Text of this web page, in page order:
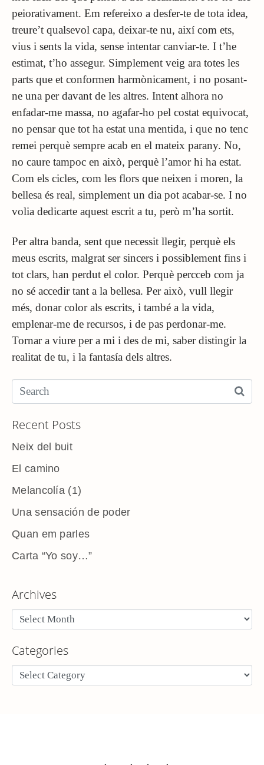
peiorativament. Em refereixo a desfer-te de tota idea,
treure’t qualsevol capa, deixar-te nu, així com ets,
vius i sents la vida, sense intentar canviar-te. I t’he
estimat, t’ho assegur. Simplement veig ara totes les
parts que et conformen harmònicament, i no posant-
ne una per davant de les altres. Intent alhora no
enfadar-me massa, no agafar-ho pel costat equivocat,
no pensar que tot ha estat una mentida, i que no tenc
remei perquè sempre acab en el mateix parany. No,
no caure tampoc en això, perquè l’amor hi ha estat.
Com els cicles, com les flors que neixen i moren, la
bellesa és real, simplement un dia pot acabar-se. I no
volia dedicarte aquest escrit a tu, però m’ha sortit.
Per altra banda, sent que necessit llegir, perquè els
meus escrits, malgrat ser sincers i possiblement fins i
tot clars, han perdut el color. Perquè percceb com ja
no sé accedir tant a la bellesa. Per això, vull llegir
més, donar color als escrits, i també a la vida,
emplenar-me de recursos, i de pas perdonar-me.
Tornar a viure per a mi i des de mi, saber distingir la
realitat de tu, i la fantasía dels altres.
Recent Posts
Neix del buit
El camino
Melancolía (1)
Una sensación de poder
Quan em parles
Carta “Yo soy…”
Archives
Categories